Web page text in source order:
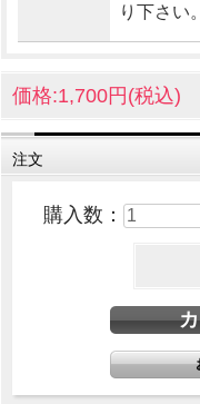
り下さい。
価格:1,700円(税込)
注文
購入数：